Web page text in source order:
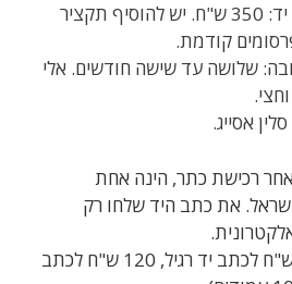
עלות דמי טיפול בכתב יד: 350 ש"ח. יש להוסיף תקציר
קודמת.
עד שישה חודשים. אלי
כתר, הינה אחת
את כתב היד שלחו רק
דמי טיפול: 300 ש"ח לכתב יד רגיל, 120 ש"ח לכתב